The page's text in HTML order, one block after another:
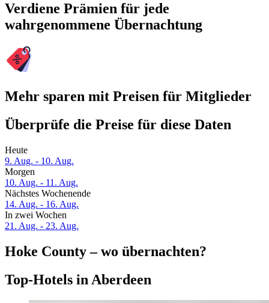
Verdiene Prämien für jede
wahrgenommene Übernachtung
Mehr sparen mit Preisen für Mitglieder
Überprüfe die Preise für diese Daten
Heute
9. Aug. - 10. Aug.
Morgen
10. Aug. - 11. Aug.
Nächstes Wochenende
14. Aug. - 16. Aug.
In zwei Wochen
21. Aug. - 23. Aug.
Hoke County – wo übernachten?
Top-Hotels in Aberdeen